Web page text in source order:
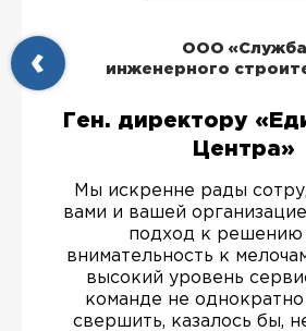
ООО «Служба
инженерного
Ген. директору
Центра»
Мы искренне рады
вами и вашей
подход к решению
внимательность к
высокий уровень
команде не однократно
свершить, казалось бы,